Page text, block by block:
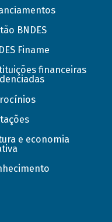
BNDES
Finame
financeiras
e economia